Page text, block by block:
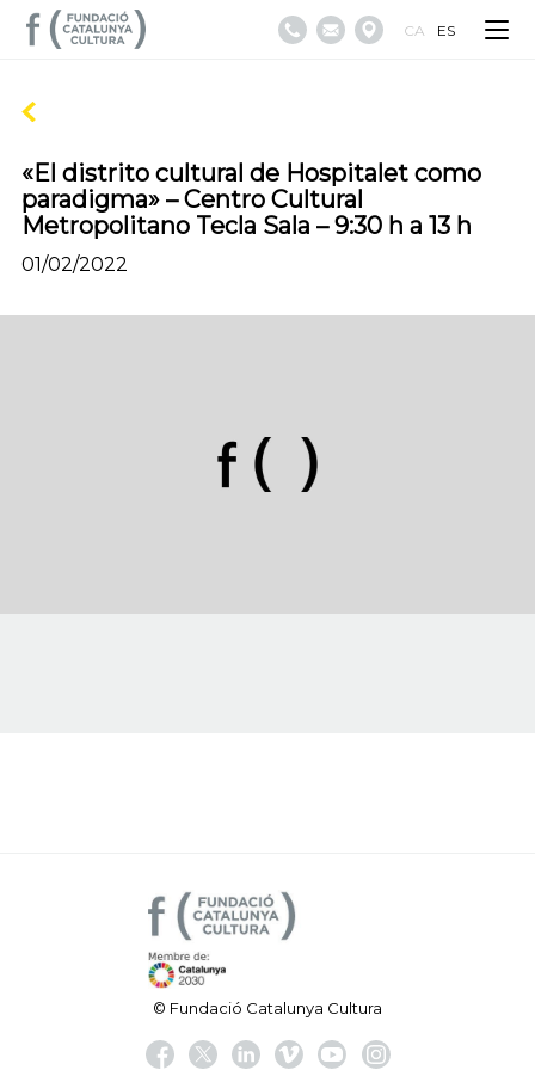
CA ES
«El distrito cultural de Hospitalet como
paradigma» – Centro Cultural
Metropolitano Tecla Sala – 9:30 h a 13 h
01/02/2022
© Fundació Catalunya Cultura